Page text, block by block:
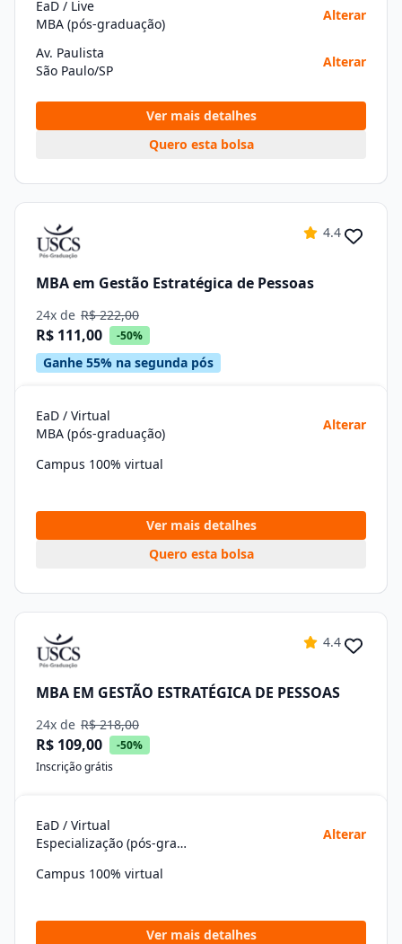
EaD / Live
MBA (pós-graduação)
Alterar
Av. Paulista
São Paulo/SP
Alterar
Ver mais detalhes
Quero esta bolsa
4.4
MBA em Gestão Estratégica de Pessoas
24x de R$ 222,00
R$ 111,00 -50%
Ganhe 55% na segunda pós
EaD / Virtual
MBA (pós-graduação)
Alterar
Campus 100% virtual
Ver mais detalhes
Quero esta bolsa
4.4
MBA EM GESTÃO ESTRATÉGICA DE PESSOAS
24x de R$ 218,00
R$ 109,00
-50%
Inscrição grátis
EaD / Virtual
Especialização (pós-graduação)
Alterar
Campus 100% virtual
Ver mais detalhes